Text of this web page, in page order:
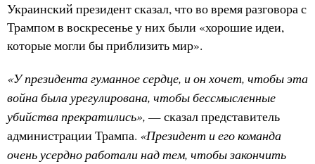
Украинский президент сказал, что во время разговора с
Трампом в воскресенье у них были «хорошие идеи,
которые могли бы приблизить мир».
«У президента гуманное сердце, и он хочет, чтобы эта
война была урегулирована, чтобы бессмысленные
убийства прекратились», — сказал представитель
администрации Трампа. «Президент и его команда
очень усердно работали над тем, чтобы закончить